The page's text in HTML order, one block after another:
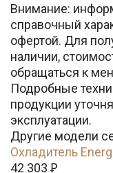
Внимание:
справочный
офертой. Для
наличии,
обращаться к
Подробные
продукции
эксплуатации.
Другие модели
Охладитель
42 303 Ꝑ